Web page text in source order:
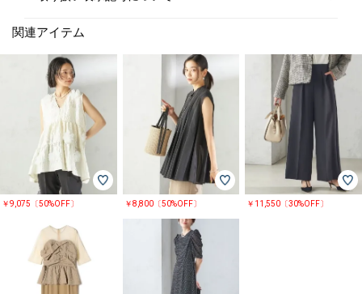
関連アイテム
￥9,075〔50%OFF〕 ￥8,800〔50%OFF〕 ￥11,550〔30%OFF〕